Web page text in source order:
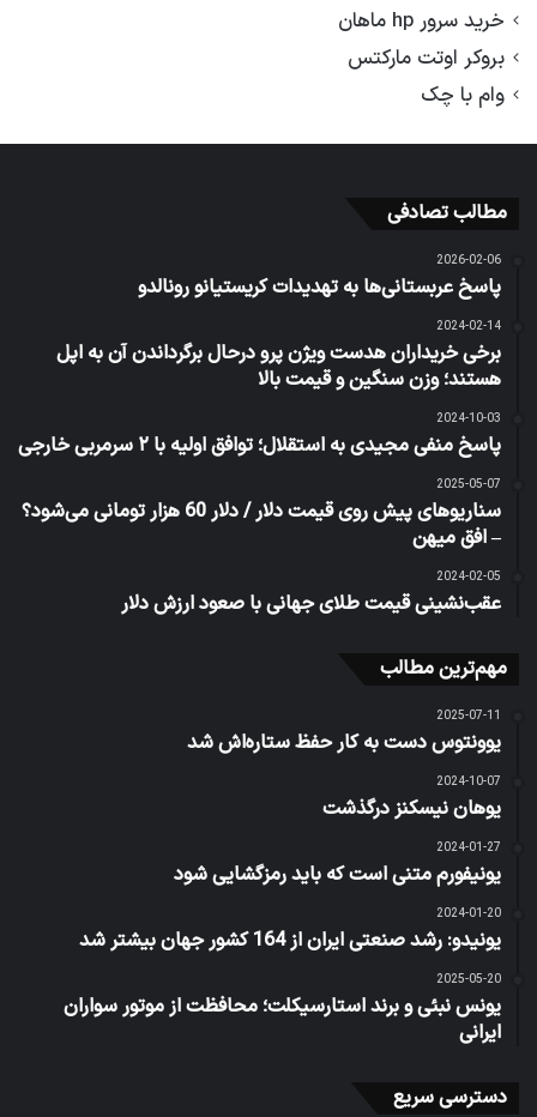
خرید سرور hp ماهان
بروکر اوتت مارکتس
وام با چک
مطالب تصادفی
2026-02-06
پاسخ عربستانی‌ها به تهدیدات کریستیانو رونالدو
2024-02-14
برخی خریداران هدست ویژن پرو درحال برگرداندن آن به اپل
هستند؛ وزن سنگین و قیمت بالا
2024-10-03
پاسخ منفی مجیدی به استقلال؛ توافق اولیه با ۲ سرمربی خارجی
2025-05-07
سناریوهای پیش روی قیمت دلار / دلار 60 هزار تومانی می‌شود؟
– افق میهن
2024-02-05
عقب‌نشینی قیمت طلای جهانی با صعود ارزش دلار
مهم‌ترین مطالب
2025-07-11
یوونتوس دست به کار حفظ ستاره‌اش شد
2024-10-07
یوهان نیسکنز درگذشت
2024-01-27
یونیفورم متنی است که باید رمزگشایی شود
2024-01-20
یونیدو: رشد صنعتی ایران از 164 کشور جهان بیشتر شد
2025-05-20
یونس نبئی و برند استارسیکلت؛ محافظت از موتور سواران
ایرانی
دسترسی سریع